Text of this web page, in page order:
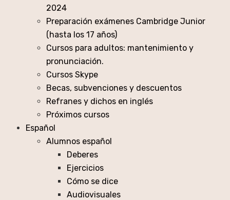
2024
Preparación exámenes Cambridge Junior
(hasta los 17 años)
Cursos para adultos: mantenimiento y
pronunciación.
Cursos Skype
Becas, subvenciones y descuentos
Refranes y dichos en inglés
Próximos cursos
Español
Alumnos español
Deberes
Ejercicios
Cómo se dice
Audiovisuales